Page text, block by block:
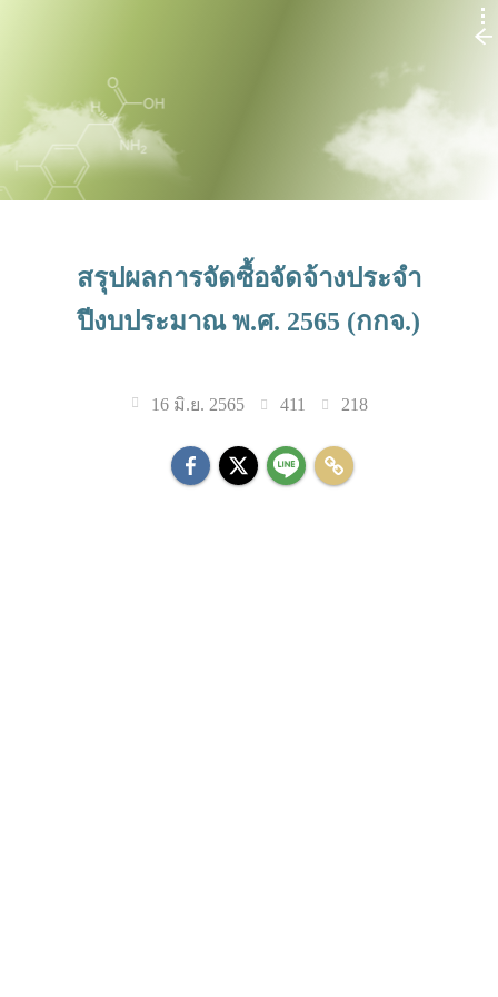
สรุปผลการจัดซื้อจัดจ้างประจำ
ปีงบประมาณ พ.ศ. 2565 (กกจ.)
16 มิ.ย. 2565 411 218